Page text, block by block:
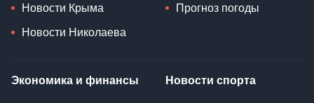
Новости Крыма
Новости Николаева
Прогноз погоды
Экономика и финансы Новости спорта